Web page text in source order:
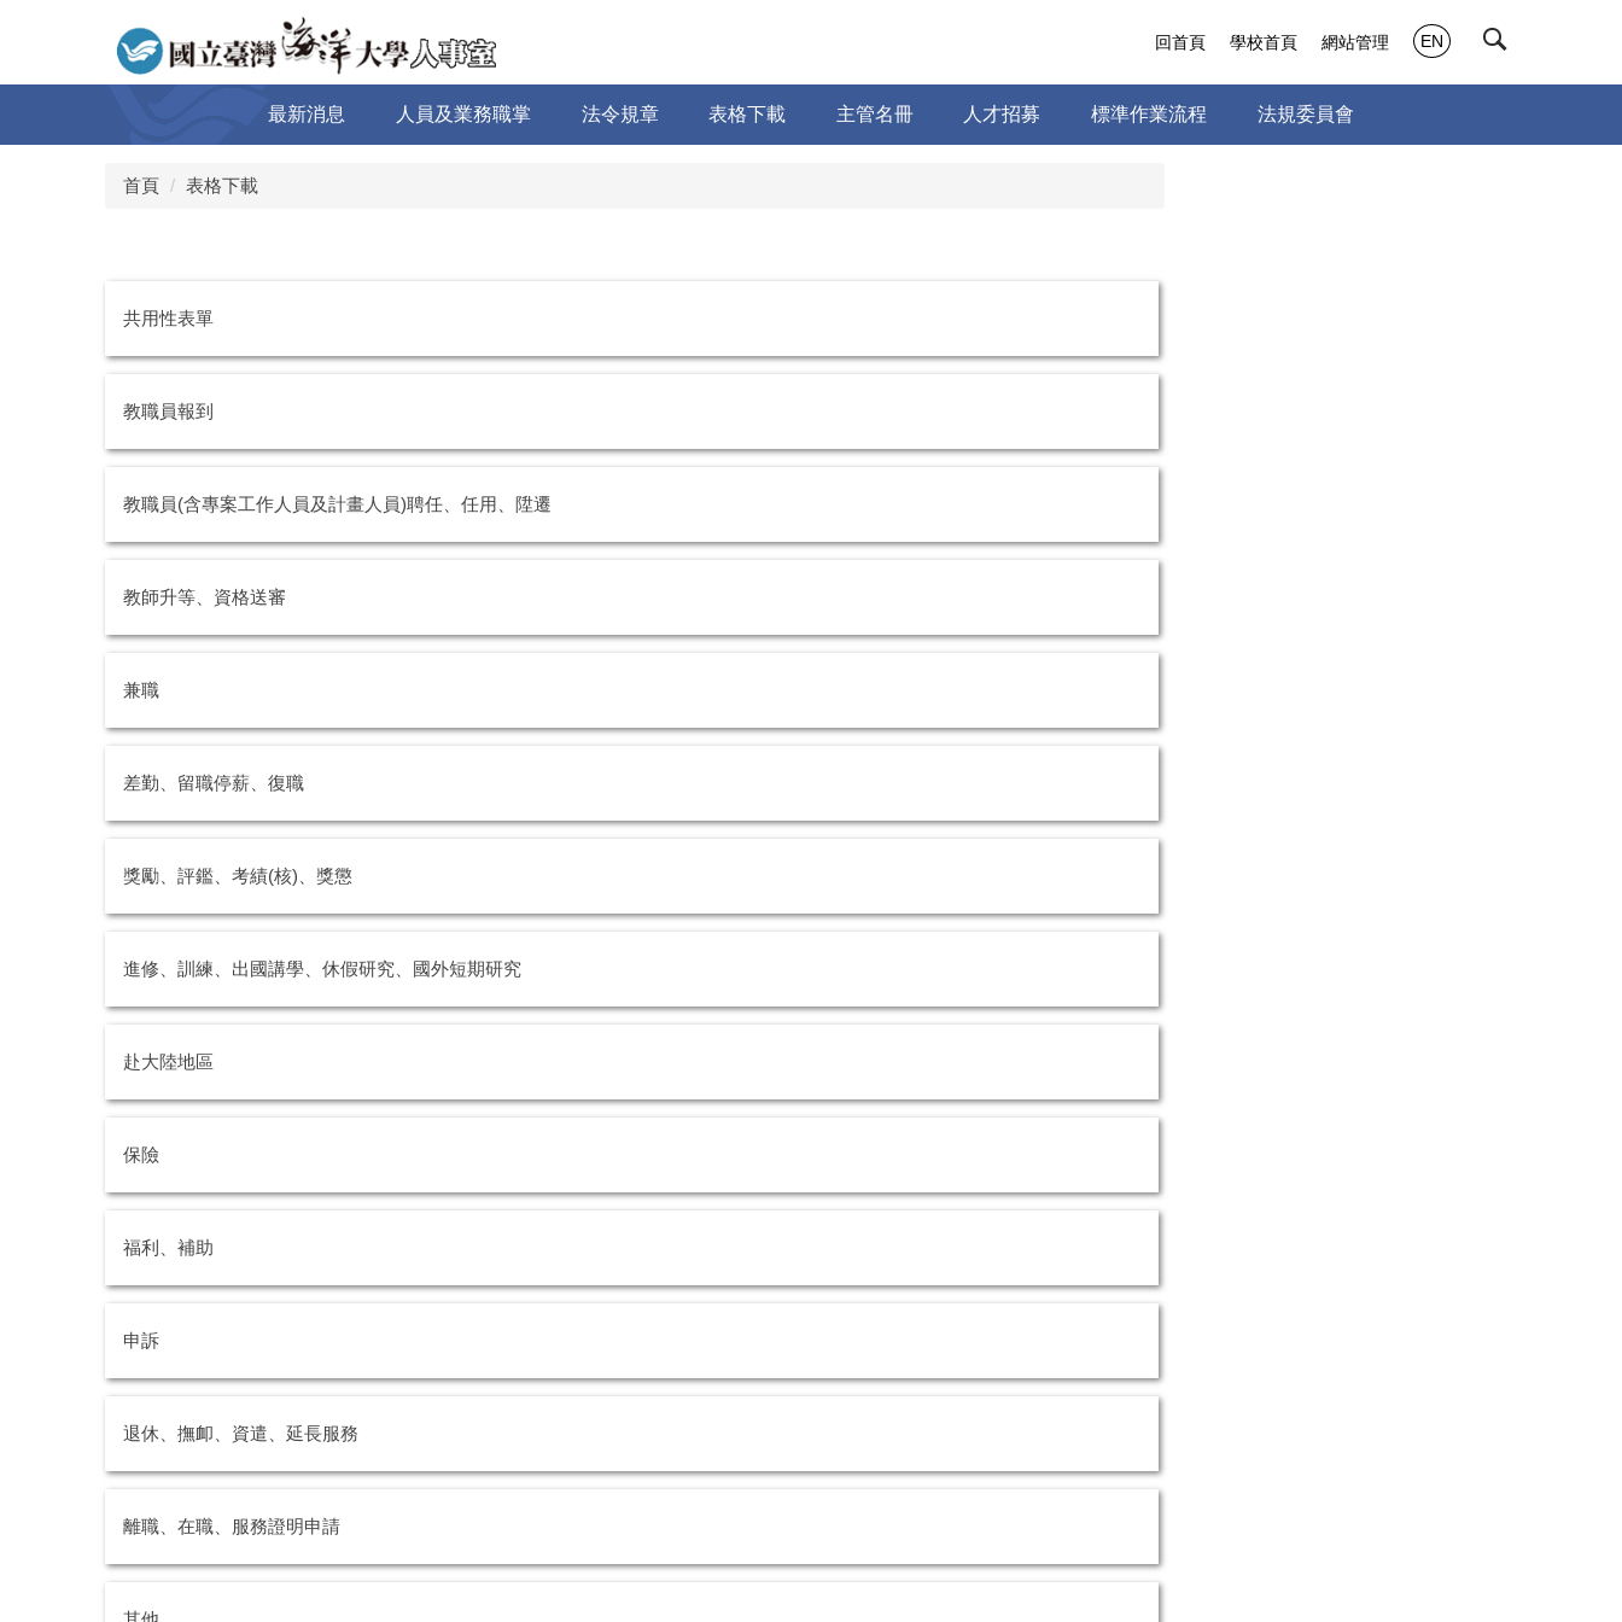
容
最新消息 人員及業務職掌 法令規章 表格下載 主管名冊 人才招募 標準作業流程 法規委員會
回首頁 學校首頁 網站管理 EN
首頁 表格下載
共用性表單
教職員報到
教職員(含專案工作人員及計畫人員)聘任、任用、陞遷
教師升等、資格送審
兼職
差勤、留職停薪、復職
獎勵、評鑑、考績(核)、獎懲
進修、訓練、出國講學、休假研究、國外短期研究
赴大陸地區
保險
福利、補助
申訴
退休、撫卹、資遣、延長服務
離職、在職、服務證明申請